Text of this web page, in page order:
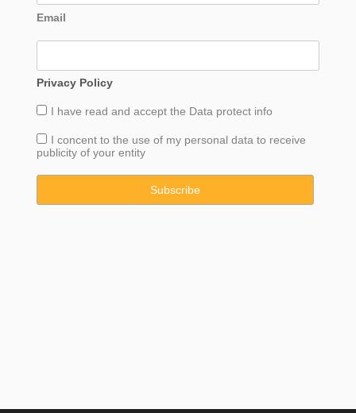
Email
Privacy Policy
I have read and accept the Data protect info
I concent to the use of my personal data to receive
publicity of your entity